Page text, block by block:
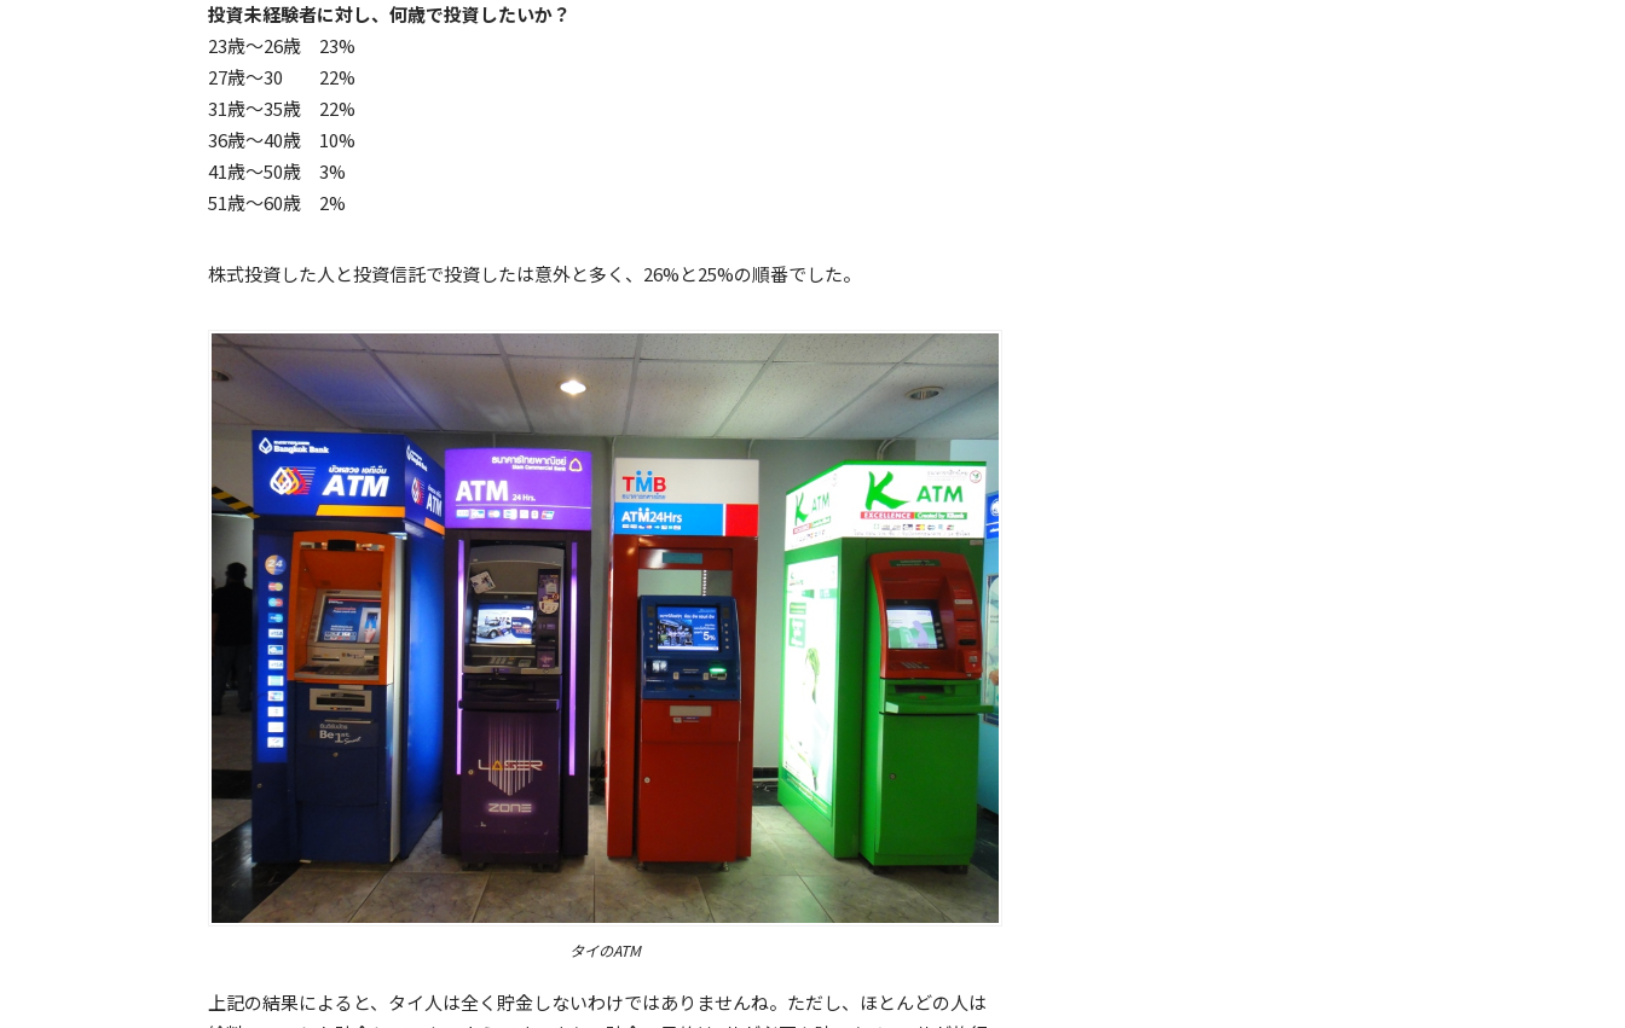
投資未経験者に対し、何歳で投資したいか？
23歳～26歳 23%
27歳～30 22%
31歳～35歳 22%
36歳～40歳 10%
41歳～50歳 3%
51歳～60歳 2%
株式投資した人と投資信託で投資したは意外と多く、26%と25%の順番でした。
タイのATM
上記の結果によると、タイ人は全く貯金しないわけではありませんね。ただし、ほとんどの人は